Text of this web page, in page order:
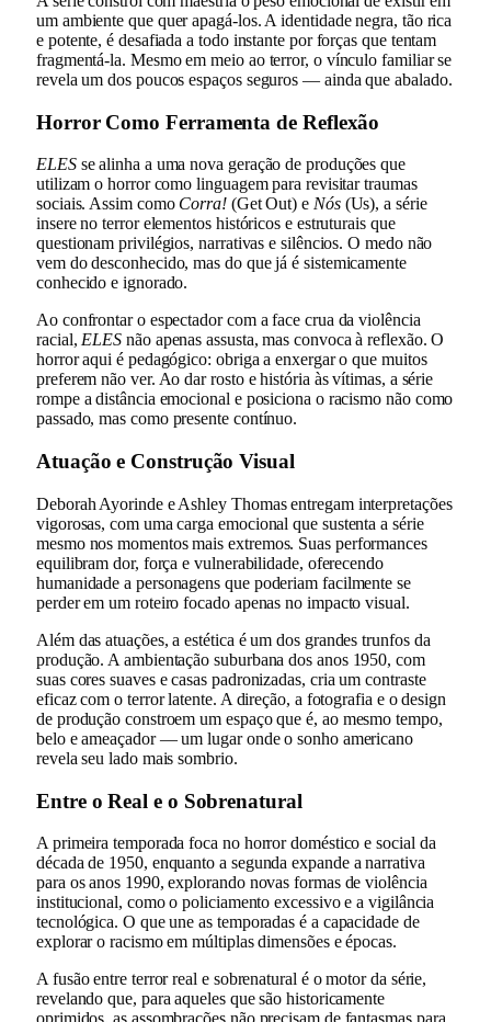
um ambiente que quer apagá-los. A identidade negra, tão rica
e potente, é desafiada a todo instante por forças que tentam
fragmentá-la. Mesmo em meio ao terror, o vínculo familiar se
revela um dos poucos espaços seguros — ainda que abalado.
Horror Como Ferramenta de Reflexão
ELESse alinha a uma nova geração de produções que
utilizam o horror como linguagem para revisitar traumas
sociais. Assim como Corra!(Get Out) e Nós(Us), a série
insere no terror elementos históricos e estruturais que
questionam privilégios, narrativas e silêncios. O medo não
vem do desconhecido, mas do que já é sistemicamente
conhecido e ignorado.
Ao confrontar o espectador com a face crua da violência
racial,ELES não apenas assusta, mas convoca à reflexão. O
horror aqui é pedagógico: obriga a enxergar o que muitos
preferem não ver. Ao dar rosto e história às vítimas, a série
rompe a distância emocional e posiciona o racismo não como
passado, mas como presente contínuo.
Atuação e Construção Visual
Deborah Ayorinde e Ashley Thomas entregam interpretações
vigorosas, com uma carga emocional que sustenta a série
mesmo nos momentos mais extremos. Suas performances
equilibram dor, força e vulnerabilidade, oferecendo
humanidade a personagens que poderiam facilmente se
perder em um roteiro focado apenas no impacto visual.
Além das atuações, a estética é um dos grandes trunfos da
produção. A ambientação suburbana dos anos 1950, com
suas cores suaves e casas padronizadas, cria um contraste
eficaz com o terror latente. A direção, a fotografia e o design
de produção constroem um espaço que é, ao mesmo tempo,
belo e ameaçador — um lugar onde o sonho americano
revela seu lado mais sombrio.
Entre o Real e o Sobrenatural
A primeira temporada foca no horror doméstico e social da
década de 1950, enquanto a segunda expande a narrativa
para os anos 1990, explorando novas formas de violência
institucional, como o policiamento excessivo e a vigilância
tecnológica. O que une as temporadas é a capacidade de
explorar o racismo em múltiplas dimensões e épocas.
A fusão entre terror real e sobrenatural é o motor da série,
revelando que, para aqueles que são historicamente